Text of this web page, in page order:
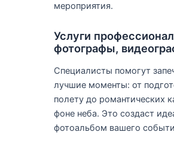
мероприятия.
Услуги
фотографы,
Специалисты помогут
лучшие моменты: от
полету до романтических
фоне неба. Это создаст
фотоальбом вашего